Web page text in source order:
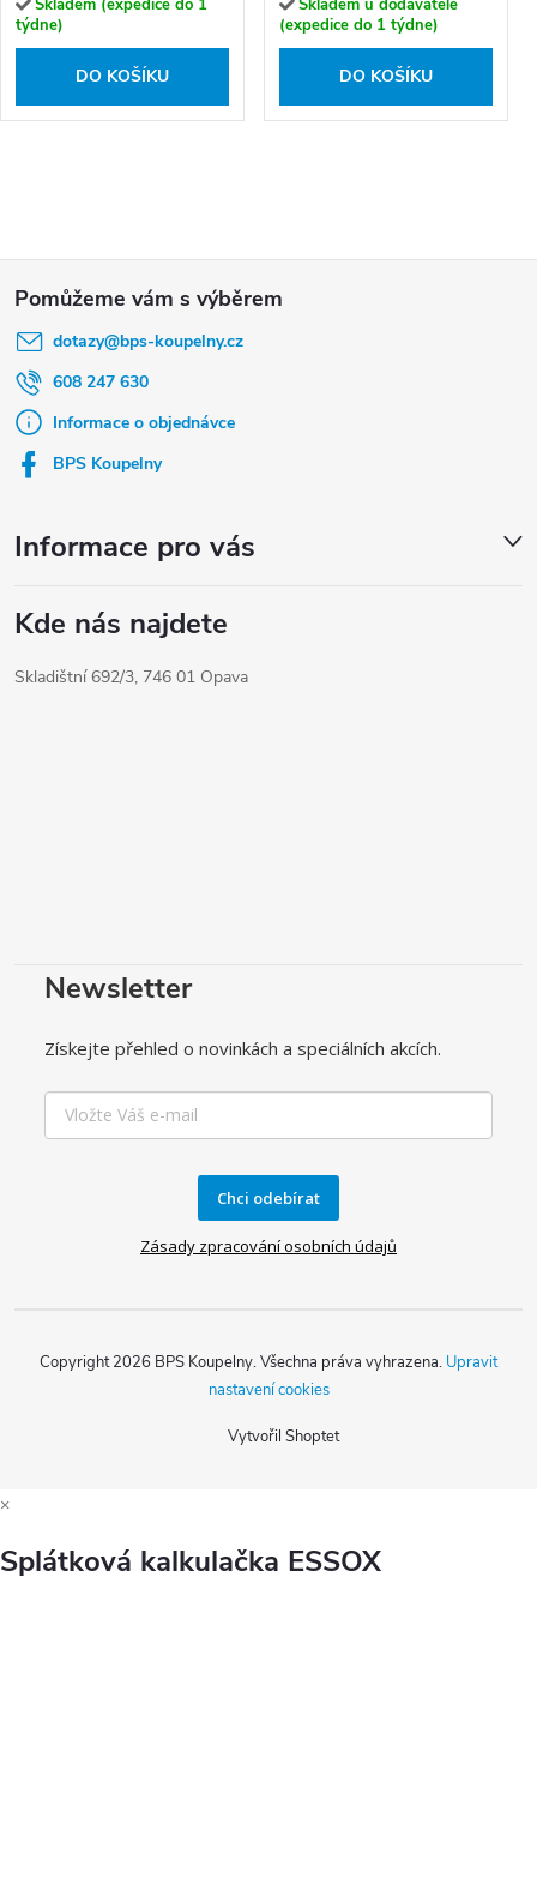
Skladem (expedice do 1
týdne)
DO KOŠÍKU
Skladem u dodavatele
(expedice do 1 týdne)
DO KOŠÍKU
dotazy@bps-koupelny.cz
608 247 630
Informace o objednávce
BPS Koupelny
Informace pro vás
Kde nás najdete
Skladištní 692/3, 746 01 Opava
Newsletter
Získejte přehled o novinkách a speciálních akcích.
Chci odebírat
Zásady zpracování osobních údajů
Vytvořil Shoptet
Copyright 2026 BPS Koupelny. Všechna práva vyhrazena. Upravit
nastavení cookies
×
Splátková kalkulačka ESSOX